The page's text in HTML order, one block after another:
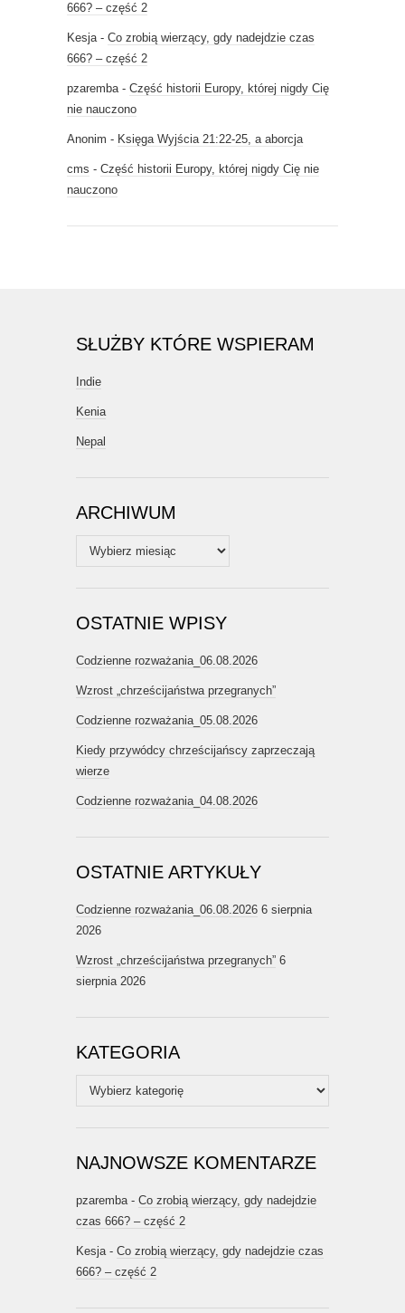
666? – część 2
Kesja- Co zrobią wierzący, gdy nadejdzie czas
666? – część 2
pzaremba- Część historii Europy, której nigdy Cię
nie nauczono
Anonim - Księga Wyjścia 21:22-25, a aborcja
cms - Część historii Europy, której nigdy Cię nie
nauczono
SŁUŻBY KTÓRE WSPIERAM
Indie
Kenia
Nepal
ARCHIWUM
Archiwum
OSTATNIE WPISY
Codzienne rozważania_06.08.2026
Wzrost „chrześcijaństwa przegranych”
Codzienne rozważania_05.08.2026
Kiedy przywódcy chrześcijańscy zaprzeczają
wierze
Codzienne rozważania_04.08.2026
OSTATNIE ARTYKUŁY
Codzienne rozważania_06.08.2026 6 sierpnia
2026
Wzrost „chrześcijaństwa przegranych” 6
sierpnia 2026
KATEGORIA
Kategoria
NAJNOWSZE KOMENTARZE
pzaremba- Co zrobią wierzący, gdy nadejdzie
czas 666? – część 2
Kesja- Co zrobią wierzący, gdy nadejdzie czas
666? – część 2